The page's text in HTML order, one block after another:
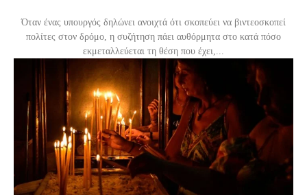
Όταν ένας υπουργός δηλώνει ανοιχτά ότι σκοπεύει να βιντεοσκοπεί
πολίτες στον δρόμο, η συζήτηση πάει αυθόρμητα στο κατά πόσο
εκμεταλλεύεται τη θέση που έχει,...